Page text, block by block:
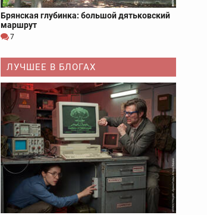
Брянская глубинка: большой дятьковский
маршрут
7
ЛУЧШЕЕ В БЛОГАХ